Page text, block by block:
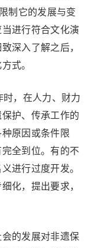
制它的发展与变
进行符合文化演
深入了解之后，
式。
，在人力、财力
护、传承工作的
原因或条件限
全到位。有的不
进行过度开发。
化，提出要求，
的发展对非遗保